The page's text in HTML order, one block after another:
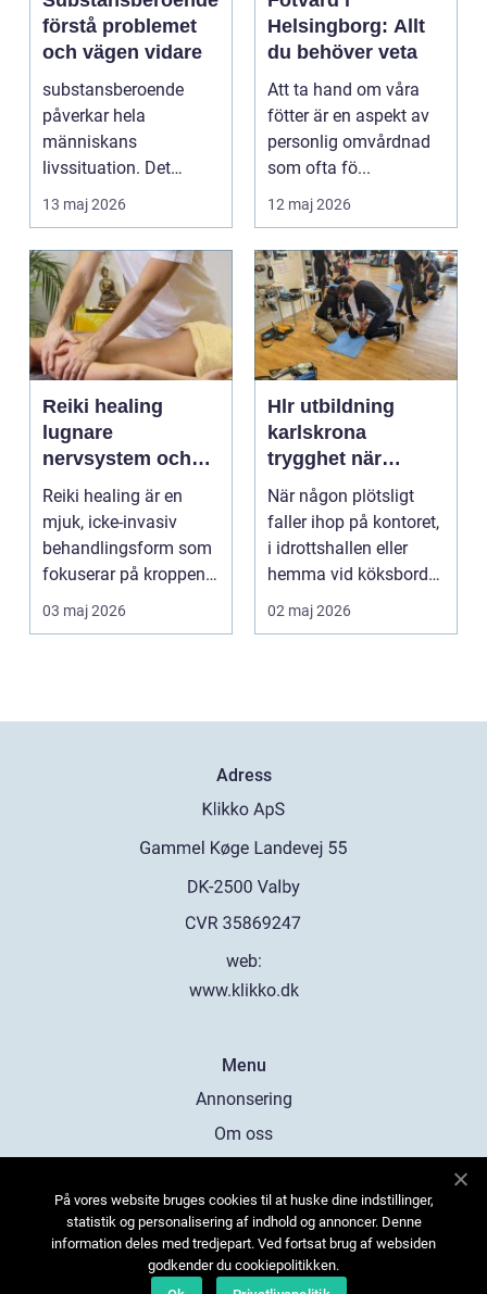
förstå problemet
och vägen vidare
substansberoende
påverkar hela
människans
livssituation. Det
handlar sällan bara
om alkohol, narkoti...
13 maj 2026
Helsingborg: Allt
du behöver veta
Att ta hand om våra
fötter är en aspekt av
personlig omvårdnad
som ofta fö...
12 maj 2026
Reiki healing
lugnare
nervsystem och
djupare
återhämtning
Reiki healing är en
mjuk, icke-invasiv
behandlingsform som
fokuserar på kroppens
egen förmåga att lä...
03 maj 2026
Hlr utbildning
karlskrona
trygghet när
sekunderna
räknas
När någon plötsligt
faller ihop på kontoret,
i idrottshallen eller
hemma vid köksbordet
finns det ba...
02 maj 2026
Adress
web:
www.klikko.dk
Menu
Annonsering
Om oss
Kontakta oss
Sitemap
På vores website bruges cookies til at huske dine indstillinger,
statistik og personalisering af indhold og annoncer. Denne
information deles med tredjepart. Ved fortsat brug af websiden
godkender du cookiepolitikken.